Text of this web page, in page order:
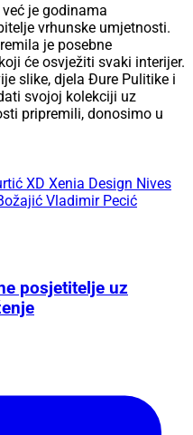
je godinama
vrhunske umjetnosti.
je posebne
će osvježiti svaki interijer.
slike, djela Đure Pulitike i
svojoj kolekciji uz
pripremili, donosimo u
XD Xenia Design Nives
Vladimir Pecić
posjetitelje uz